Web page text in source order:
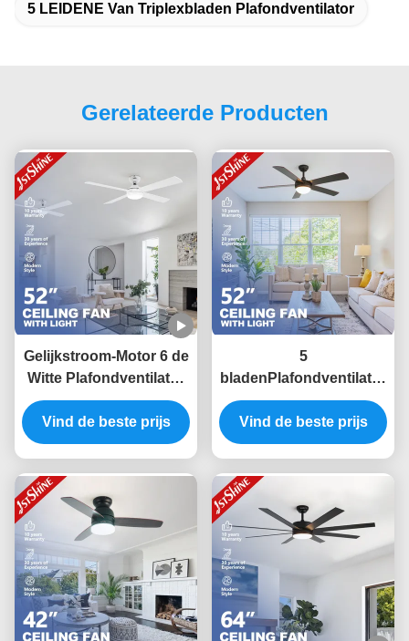
5 LEIDENE Van Triplexbladen Plafondventilator
Gerelateerde Producten
Gelijkstroom-Motor 6 de
Witte Plafondventilator
van de
Snelhedenafstandsbediening
met 4 MDF Bladen
Vind de beste prijs
5
bladenPlafondventilator
met Lichte Ac Motor 3-
snelheid Verre Moderne
Geleide
Vind de beste prijs